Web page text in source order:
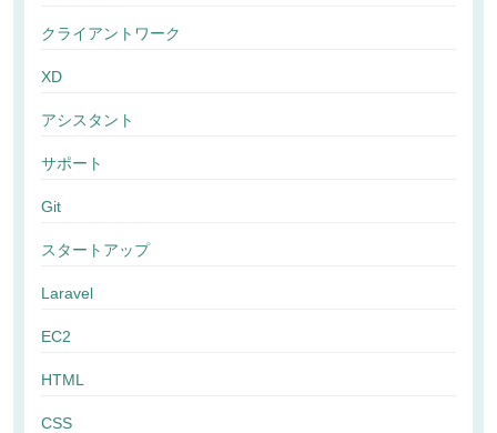
クライアントワーク
XD
アシスタント
サポート
Git
スタートアップ
Laravel
EC2
HTML
CSS